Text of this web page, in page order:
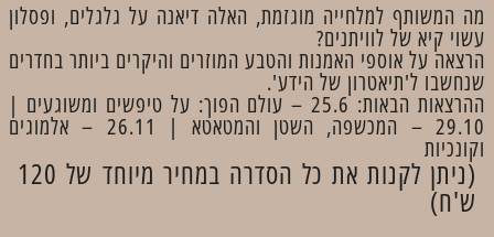
מה המשותף למלחייה מוגזמת, האלה דיאנה על גלגלים, ופסלון
עשוי קיא של לוויתנים?
הרצאה על אוספי האמנות והטבע המוזרים והיקרים ביותר בחדרים
שנחשבו ל'תיאטרון של הידע'.
ההרצאות הבאות: 25.6 – עולם הפוך: על טיפשים ומשוגעים |
29.10 – המכשפה, השטן והמטאטא | 26.11 – אלמוגים
וקונכיות
(ניתן לקנות את כל הסדרה במחיר מיוחד של 120
ש'ח)